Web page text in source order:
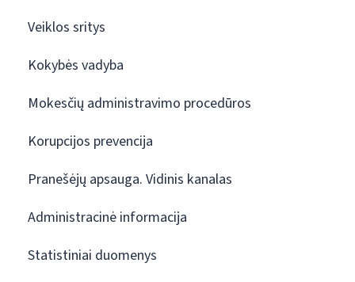
Veiklos sritys
Kokybės vadyba
Mokesčių administravimo procedūros
Korupcijos prevencija
Pranešėjų apsauga. Vidinis kanalas
Administracinė informacija
Statistiniai duomenys